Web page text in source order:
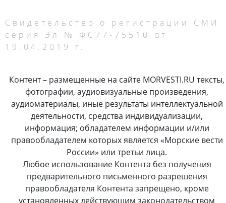
Свидетельство о регистрации СМИ
серия Эл № ФС77-75510 от
19.04.2019 г.
Контент – размещенные на сайте MORVESTI.RU тексты,
фотографии, аудиовизуальные произведения,
аудиоматериалы, иные результаты интеллектуальной
деятельности, средства индивидуализации,
информация; обладателем информации и/или
правообладателем которых является «Морские вести
России» или третьи лица.
Любое использование Контента без получения
предварительного письменного разрешения
правообладателя Контента запрещено, кроме
установленных действующим законодательством